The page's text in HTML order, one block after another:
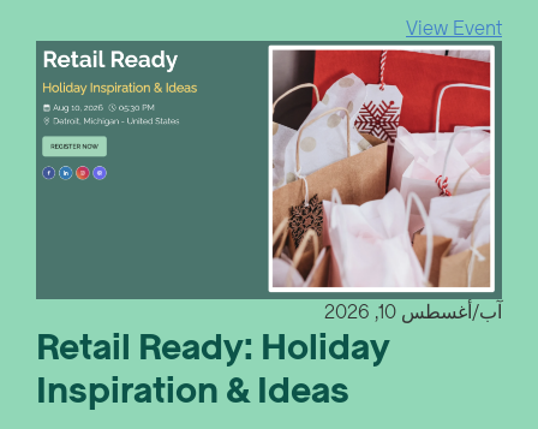
View Event
آب/أغسطس 10, 2026
Retail Ready: Holiday
Inspiration & Ideas